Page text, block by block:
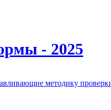
- 2025
методику